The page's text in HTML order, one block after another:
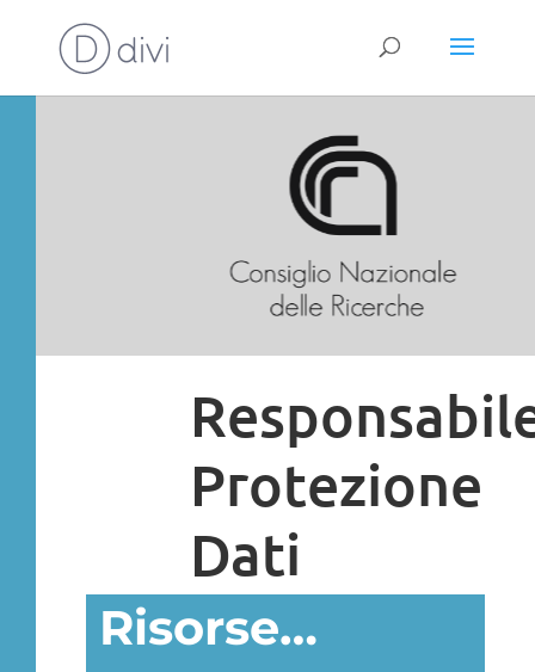
Protezione
Dati
Risorse…